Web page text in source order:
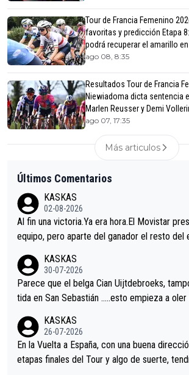
Tour de Francia Femenino
favoritas y predicción Etapa
podrá recuperar el amarillo en
ago 08, 8:35
Resultados Tour de Francia
Niewiadoma dicta sentencia
Marlen Reusser y Demi
ago 07, 17:35
Más articulos
Últimos Comentarios
KASKAS
02-08-2026
Al fin una victoria.Ya era hora.El Movistar
equipo, pero aparte del ganador el resto del
s.La única buena noticia es la mejoría de
astian.Si en la Vuelta a Burgos sigue la
er alguna sorpresa en la Vuelta.Ojalá.
KASKAS
30-07-2026
Parece que el belga Cian Uijtdebroeks,
tida en San Sebastián …..esto empieza a oler
KASKAS
26-07-2026
En la Vuelta a España, con una buena
etapas finales del Tour y algo de suerte,